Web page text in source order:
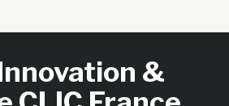
&
CLIC France
! LE CLUB MEMBRES RNCI